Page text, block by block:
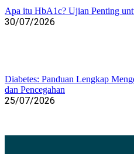
Apa itu HbA1c? Ujian Penting
30/07/2026
Diabetes: Panduan Lengkap
dan Pencegahan
25/07/2026